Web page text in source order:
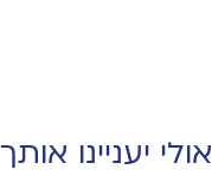
אולי יעניינו אותך